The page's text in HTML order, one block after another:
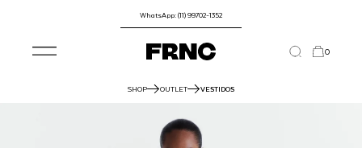
WhatsApp: (11) 99702-1352
0
SHOP OUTLET VESTIDOS